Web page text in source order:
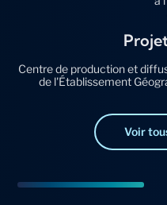
Centre de production et
de l'Établissement
Voir